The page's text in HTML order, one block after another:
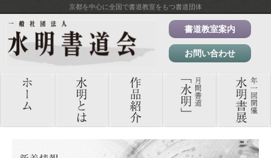
京都を中心に全国で書道教室をもつ書道団体
書道教室案内
お問い合わせ